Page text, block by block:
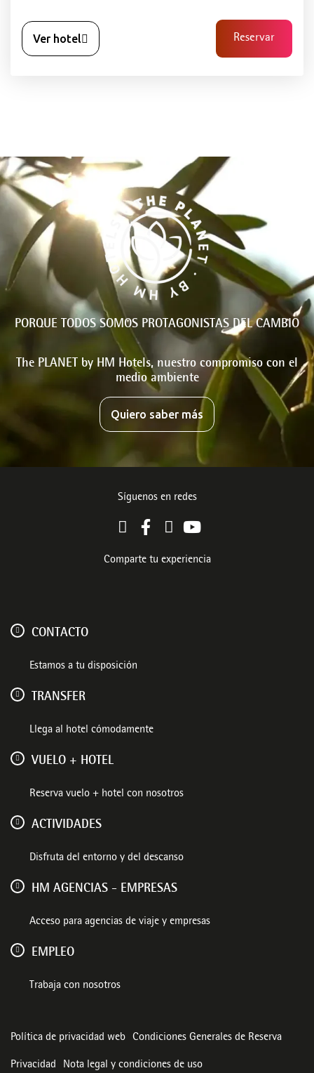
Ver hotel Reservar
PORQUE TODOS SOMOS PROTAGONISTAS DEL CAMBIO
The PLANET by HM Hotels, nuestro compromiso con el
medio ambiente
Quiero saber más
Síguenos en redes
Comparte tu experiencia
CONTACTO
Estamos a tu disposición
TRANSFER
Llega al hotel cómodamente
VUELO + HOTEL
Reserva vuelo + hotel con nosotros
ACTIVIDADES
Disfruta del entorno y del descanso
HM AGENCIAS - EMPRESAS
Acceso para agencias de viaje y empresas
EMPLEO
Trabaja con nosotros
Política de privacidad web Condiciones Generales de Reserva
Privacidad Nota legal y condiciones de uso